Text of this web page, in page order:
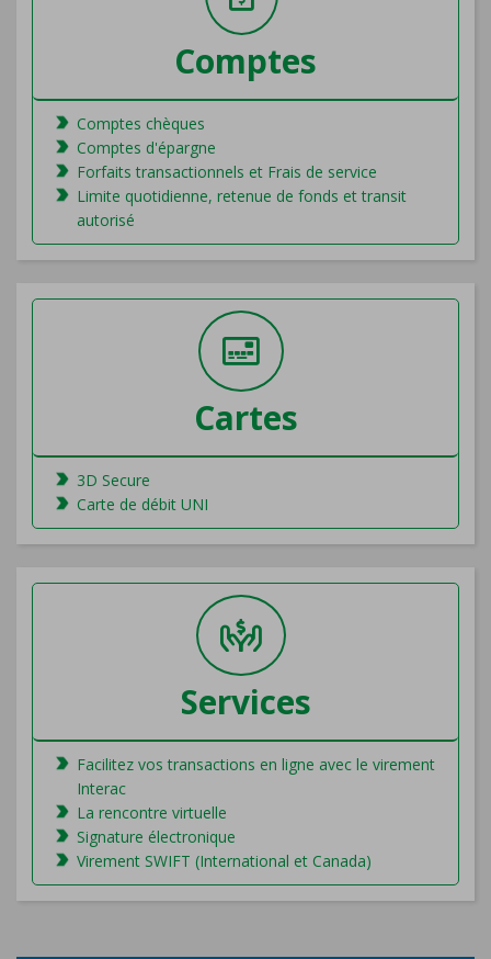
Comptes
Comptes chèques
Comptes d'épargne
Forfaits transactionnels et Frais de service
Limite quotidienne, retenue de fonds et transit
autorisé
Cartes
3D Secure
Carte de débit UNI
Services
Facilitez vos transactions en ligne avec le virement
Interac
La rencontre virtuelle
Signature électronique
Virement SWIFT (International et Canada)